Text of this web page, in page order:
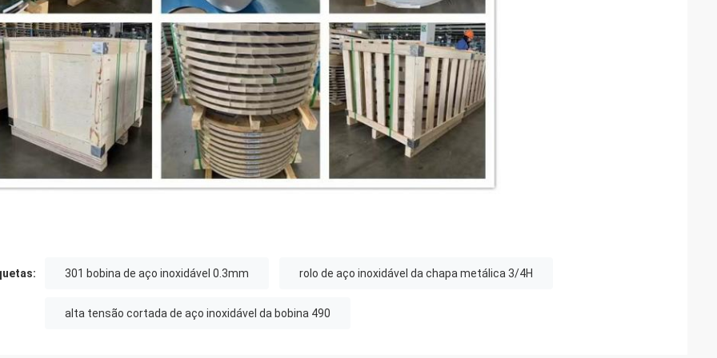
301 bobina de aço inoxidável 0.3mm rolo de aço inoxidável da chapa metálica 3/4H
alta tensão cortada de aço inoxidável da bobina 490